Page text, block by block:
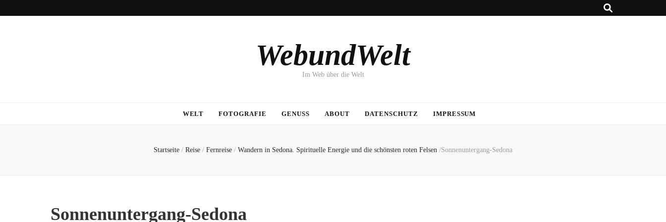
WebundWelt
Im Web über die Welt
WELT FOTOGRAFIE GENUSS ABOUT DATENSCHUTZ IMPRESSUM
Startseite / Reise / Fernreise / Wandern in Sedona. Spirituelle Energie und die schönsten roten Felsen /Sonnenuntergang-Sedona
Sonnenuntergang-Sedona